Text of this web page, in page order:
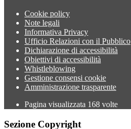
Cookie policy
Note legali
Informativa Privacy
Ufficio Relazioni con il Pubblico
Dichiarazione di accessibilità
Obiettivi di accessibilità
Whistleblowing
Gestione consensi cookie
Amministrazione trasparente
Pagina visualizzata 168 volte
Sezione Copyright